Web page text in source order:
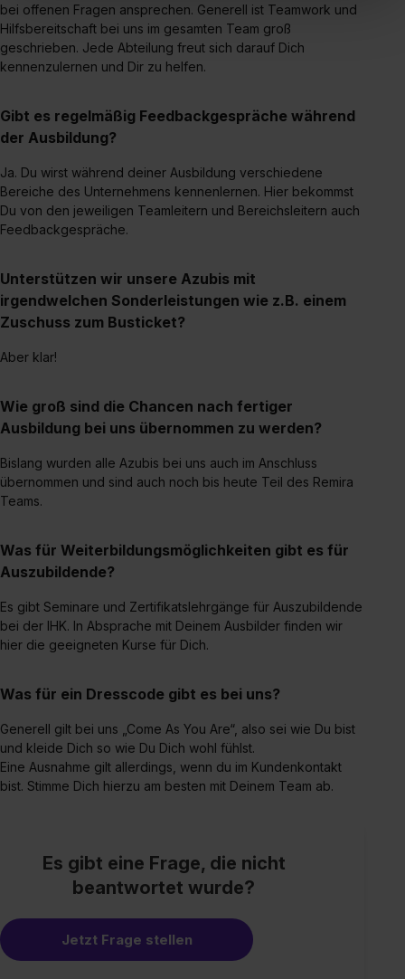
„Social Media und Marketing“ bist du auch damit
einverstanden, dass dir nach Setzen der Cookies externe
Inhalte (z.B. Videos oder Posts) angezeigt und hierfür
Eine Erlaubnis hierfür kannst du auch später noch im
Einzelfall bei dem jeweiligen Inhalt erteilen. Willst du nur
bestimmte Verwendungszwecke zulassen, triff deine
Auswahl über die Checkboxen und klick auf „Auswahl
erlauben“. Die Einwilligung zur Platzierung von Cookies
der Kategorien „Präferenzen“, „Statistiken“ und „Social
zur Übermittlung deiner Daten in die USA (Art. 49 Abs. 1
S. 1 lit. a) DS-GVO). Die USA verfügen über kein
angemessenes Datenschutzniveau (EuGH – Schrems
Wirkung für die Zukunft ganz oder teilweise über unsere
Einstellungen“ widerrufen. Weitere Informationen zu den
einzelnen Cookies findest du durch Klick auf „Details
Impressum
bei offenen Fragen ansprechen. Generell ist Teamwork und
Hilfsbereitschaft bei uns im gesamten Team groß
geschrieben. Jede Abteilung freut sich darauf Dich
kennenzulernen und Dir zu helfen.
Gibt es regelmäßig Feedbackgespräche während
der Ausbildung?
Ja. Du wirst während deiner Ausbildung verschiedene
Bereiche des Unternehmens kennenlernen. Hier bekommst
Du von den jeweiligen Teamleitern und Bereichsleitern auch
Feedbackgespräche.
Unterstützen wir unsere Azubis mit
irgendwelchen Sonderleistungen wie z.B. einem
Zuschuss zum Busticket?
Aber klar!
Wie groß sind die Chancen nach fertiger
Ausbildung bei uns übernommen zu werden?
Bislang wurden alle Azubis bei uns auch im Anschluss
übernommen und sind auch noch bis heute Teil des Remira
Teams.
Was für Weiterbildungsmöglichkeiten gibt es für
Auszubildende?
Es gibt Seminare und Zertifikatslehrgänge für Auszubildende
bei der IHK. In Absprache mit Deinem Ausbilder finden wir
hier die geeigneten Kurse für Dich.
Was für ein Dresscode gibt es bei uns?
Generell gilt bei uns „Come As You Are“, also sei wie Du bist
und kleide Dich so wie Du Dich wohl fühlst.
Eine Ausnahme gilt allerdings, wenn du im Kundenkontakt
bist. Stimme Dich hierzu am besten mit Deinem Team ab.
Es gibt eine Frage, die nicht
beantwortet wurde?
Jetzt Frage stellen